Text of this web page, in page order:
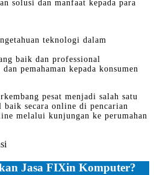
solusi dan manfaat kepada para
teknologi dalam
baik dan professional
pemahaman kepada konsumen
pesat menjadi salah satu
baik secara online di pencarian
melalui kunjungan ke perumahan
Jasa FIXin Komputer?